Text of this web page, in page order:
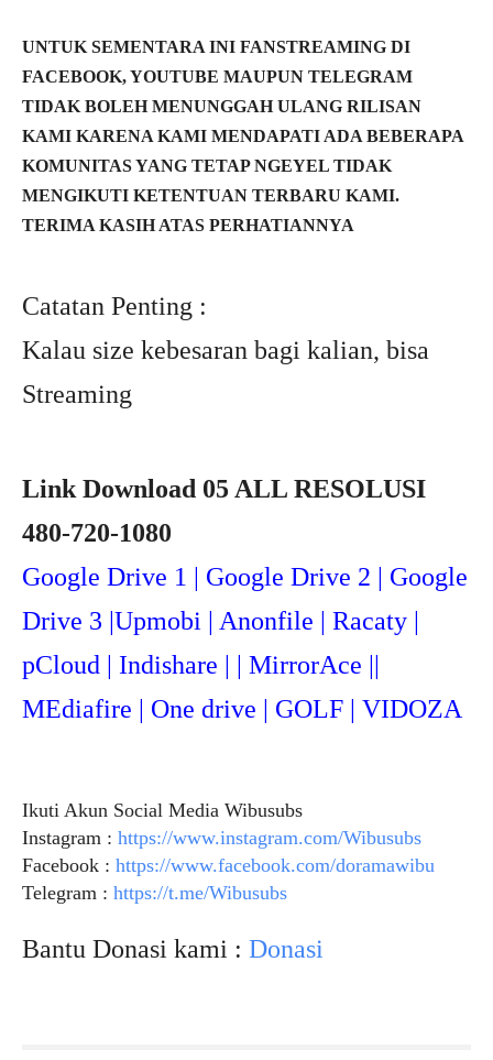
UNTUK SEMENTARA INI FANSTREAMING DI
FACEBOOK, YOUTUBE MAUPUN TELEGRAM
TIDAK BOLEH MENUNGGAH ULANG RILISAN
KAMI KARENA KAMI MENDAPATI ADA BEBERAPA
KOMUNITAS YANG TETAP NGEYEL TIDAK
MENGIKUTI KETENTUAN TERBARU KAMI.
TERIMA KASIH ATAS PERHATIANNYA
Catatan Penting :
Kalau size kebesaran bagi kalian, bisa
Streaming
Link Download 05 ALL RESOLUSI
480-720-1080
Google Drive 1 | Google Drive 2 | Google
Drive 3 |Upmobi | Anonfile | Racaty |
pCloud | Indishare | | MirrorAce ||
MEdiafire | One drive | GOLF | VIDOZA
Ikuti Akun Social Media Wibusubs
Instagram : https://www.instagram.com/Wibusubs
Facebook : https://www.facebook.com/doramawibu
Telegram : https://t.me/Wibusubs
Bantu Donasi kami : Donasi